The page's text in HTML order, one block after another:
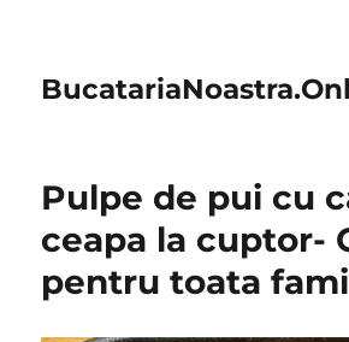
Pulpe de pui cu
ceapa la cuptor-
pentru toata